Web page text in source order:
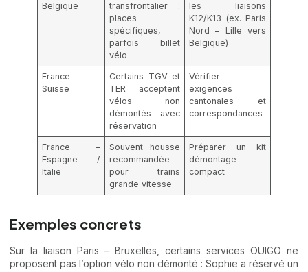
Belgique
transfrontalier :
places
spécifiques,
parfois billet
vélo
les liaisons
K12/K13 (ex. Paris
Nord – Lille vers
Belgique)
France –
Suisse
Certains TGV et
TER acceptent
vélos non
démontés avec
réservation
Vérifier
exigences
cantonales et
correspondances
France –
Espagne /
Italie
Souvent housse
recommandée
pour trains
grande vitesse
Préparer un kit
démontage
compact
Exemples concrets
Sur la liaison Paris – Bruxelles, certains services OUIGO ne
proposent pas l’option vélo non démonté : Sophie a réservé un